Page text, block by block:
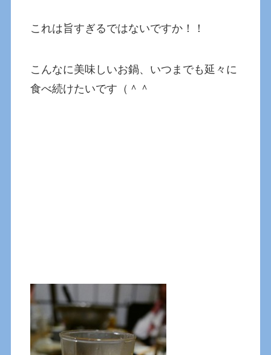
これは旨すぎるではないですか！！
こんなに美味しいお鍋、いつまでも延々に
食べ続けたいです（＾＾